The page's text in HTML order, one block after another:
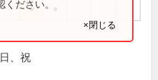
●
ださい。
×閉じる
、祝